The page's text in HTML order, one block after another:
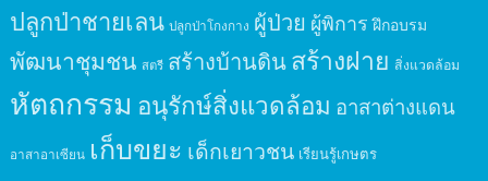
ปลูกป่าชายเลน ปลูกป่าโกงกาง ผู้ป่วย ผู้พิการ ฝึกอบรม
พัฒนาชุมชน สตรี สร้างบ้านดินสร้างฝาย สิ่งแวดล้อม
หัตถกรรม อนุรักษ์สิ่งแวดล้อม อาสาต่างแดน
อาสาอาเซียน เก็บขยะ เด็กเยาวชน เรียนรู้เกษตร